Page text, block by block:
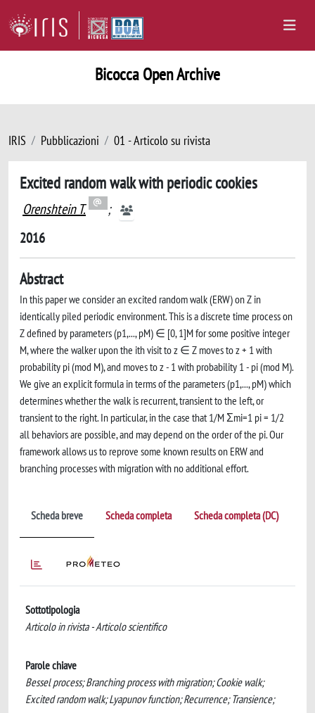
Bicocca Open Archive
IRIS Pubblicazioni 01 - Articolo su rivista
Excited random walk with periodic cookies
Orenshtein T.
;
2016
Abstract
In this paper we consider an excited random walk (ERW) on Z in
identically piled periodic environment. This is a discrete time process on
Z defined by parameters (p1,..., pM) ∈ [0, 1]M for some positive integer
M, where the walker upon the ith visit to z ∈ Z moves to z + 1 with
probability pi (mod M), and moves to z - 1 with probability 1 - pi (mod M).
We give an explicit formula in terms of the parameters (p1,..., pM) which
determines whether the walk is recurrent, transient to the left, or
transient to the right. In particular, in the case that 1/M Σmi=1 pi = 1/2
all behaviors are possible, and may depend on the order of the pi. Our
framework allows us to reprove some known results on ERW and
branching processes with migration with no additional effort.
Scheda breve Scheda completa Scheda completa (DC)
Sottotipologia
Articolo in rivista - Articolo scientifico
Parole chiave
Bessel process; Branching process with migration; Cookie walk;
Excited random walk; Lyapunov function; Recurrence; Transience;